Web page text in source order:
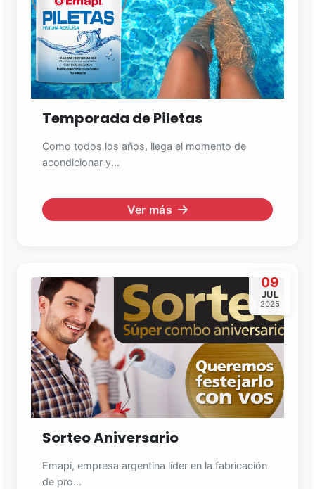
Temporada de Piletas
Como todos los años, llega el momento de
acondicionar y...
Ver más
09
JUL
2025
Sorteo Aniversario
Emapi, empresa argentina líder en la fabricación
de pro...